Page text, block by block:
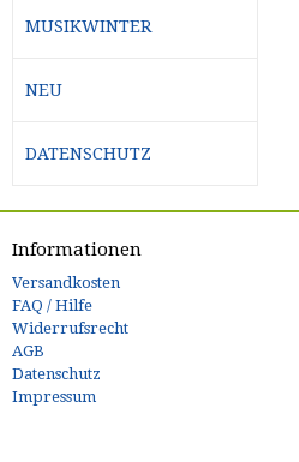
MUSIKWINTER
NEU
DATENSCHUTZ
Informationen
Versandkosten
FAQ / Hilfe
Widerrufsrecht
AGB
Datenschutz
Impressum